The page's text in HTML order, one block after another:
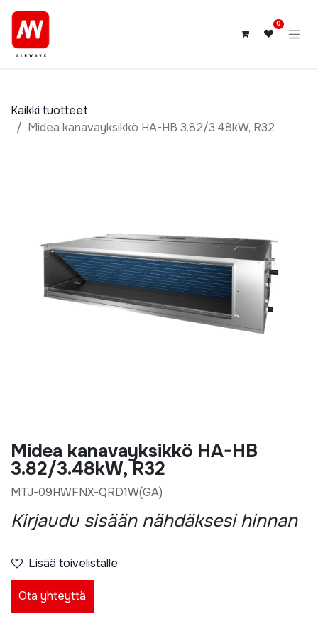
0
Kaikki tuotteet
Midea kanavayksikkö HA-HB 3.82/3.48kW, R32
Midea kanavayksikkö HA-HB
3.82/3.48kW, R32
MTJ-09HWFNX-QRD1W(GA)
Kirjaudu sisään nähdäksesi hinnan
Lisää toivelistalle
Ota yhteyttä